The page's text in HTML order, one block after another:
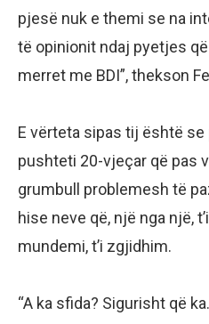
pjesë nuk e themi se na
të opinionit ndaj pyetjes
merret me BDI”, thekson
E vërteta sipas tij është
pushteti 20-vjeçar që pas
grumbull problemesh të
hise neve që, një nga një,
mundemi, t’i zgjidhim.
“A ka sfida? Sigurisht që